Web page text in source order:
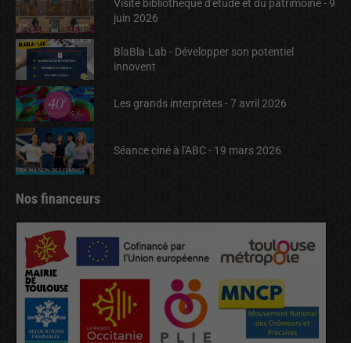
Visite bibliothèque d'étude et du patrimoine - 9
juin 2026
BlaBla-Lab - Développer son potentiel
innovent
Les grands interprètes - 7 avril 2026
Séance ciné à l'ABC - 19 mars 2026
Nos financeurs